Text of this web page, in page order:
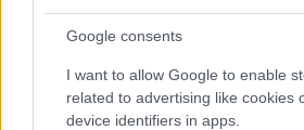
Google consents
I want to allow Google to enable
related to advertising like cookies
device identifiers in apps.
4 kg svežih ali zamrznjenih
2 kg sladkorja,
2 litra vode,